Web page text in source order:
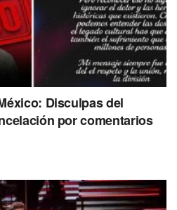
Disculpas del
por comentarios